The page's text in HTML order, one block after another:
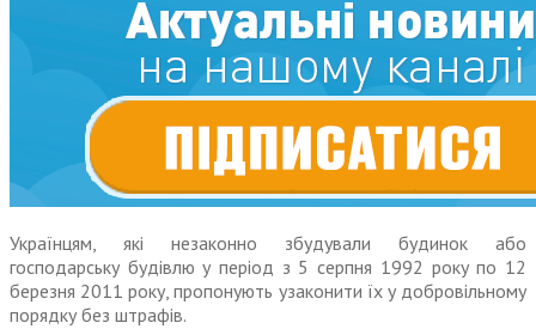
Українцям, які незаконно збудували будинок або
господарську будівлю у період з 5 серпня 1992 року по 12
березня 2011 року, пропонують узаконити їх у добровільному
порядку без штрафів.